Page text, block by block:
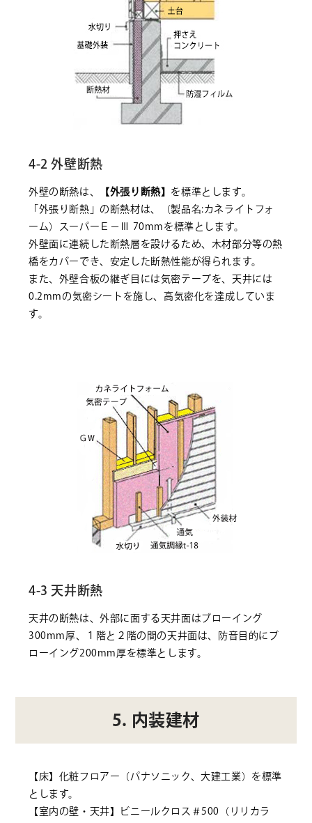
4-2 外壁断熱
外壁の断熱は、 【外張り断熱】 を標準とします。
「外張り断熱」の断熱材は、（製品名:カネライトフォ
ーム）スーパーＥ－Ⅲ 70mmを標準とします。
外壁面に連続した断熱層を設けるため、木材部分等の熱
橋をカバーでき、安定した断熱性能が得られます。
また、外壁合板の継ぎ目には気密テープを、天井には
0.2mmの気密シートを施し、高気密化を達成していま
す。
4-3 天井断熱
天井の断熱は、外部に面する天井面はブローイング
300mm厚、１階と２階の間の天井面は、防音目的にブ
ローイング200mm厚を標準とします。
5. 内装建材
【床】化粧フロアー（パナソニック、大建工業）を標準
とします。
【室内の壁・天井】ビニールクロス＃500（リリカラ